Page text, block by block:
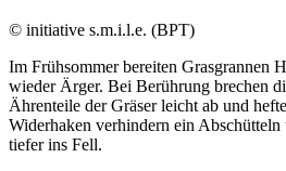
© initiative s.m.i.l.e. (BPT)
Im Frühsommer bereiten Grasgrannen
wieder Ärger. Bei Berührung brechen
Ährenteile der Gräser leicht ab und
Widerhaken verhindern ein
tiefer ins Fell.